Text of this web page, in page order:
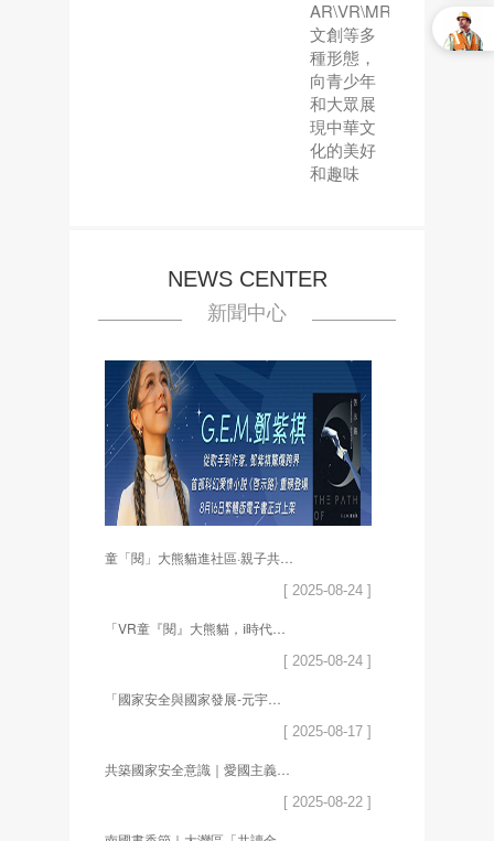
AR\VR\MR、
文創等多
種形態，
向青少年
和大眾展
現中華文
化的美好
和趣味
NEWS CENTER
新聞中心
[ 2025-08-24 ]
[ 2025-08-24 ]
[ 2025-08-17 ]
[ 2025-08-22 ]